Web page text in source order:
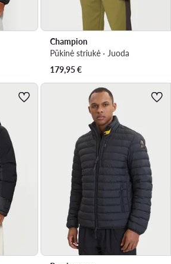
Champion
Pūkinė striukė · Juoda
179,95€